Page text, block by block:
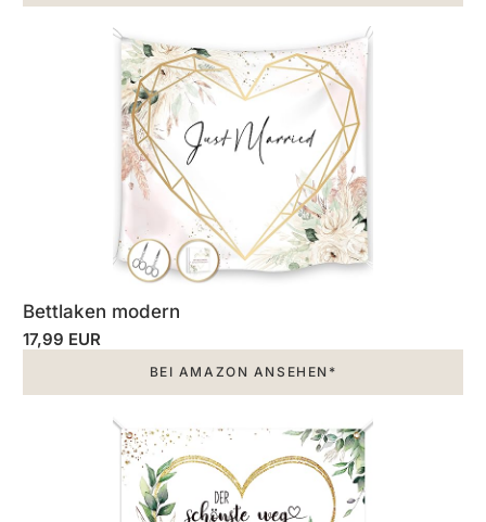
Bettlaken modern
17,99 EUR
BEI AMAZON ANSEHEN*